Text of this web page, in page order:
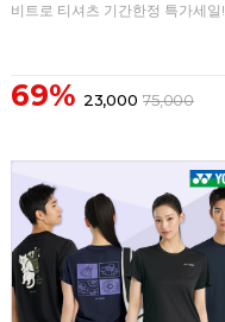
비트로 티셔츠 기간한정 특가세일!
69% 23,000 75,000